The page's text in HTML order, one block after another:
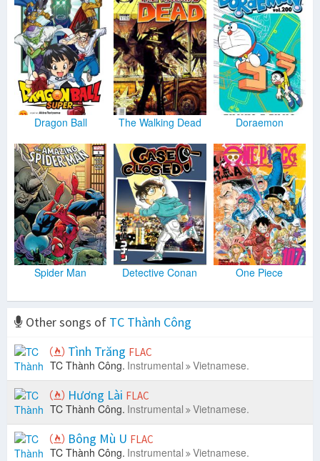
Dragon Ball The Walking Dead Doraemon
Spider Man Detective Conan One Piece
Other songs of TC Thành Công
Tình Trăng FLAC
TC Thành Công. Instrumental Vietnamese.
Hương Lài FLAC
TC Thành Công. Instrumental Vietnamese.
Bông Mù U FLAC
TC Thành Công. Instrumental Vietnamese.